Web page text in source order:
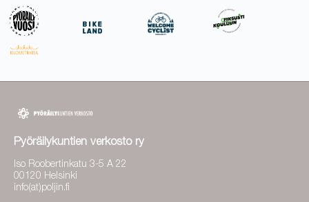
Pyöräilykuntien verkosto ry
Iso Roobertinkatu 3-5 A 22
00120 Helsinki
info(at)poljin.fi